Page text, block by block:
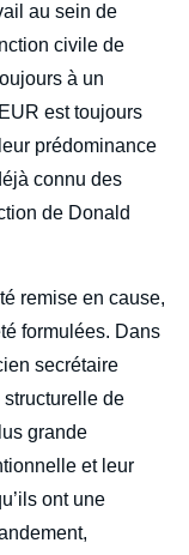
au sein de
civile de
à un
est toujours
prédominance
connu des
de Donald
remise en cause,
formulées. Dans
secrétaire
structurelle de
grande
et leur
ont une